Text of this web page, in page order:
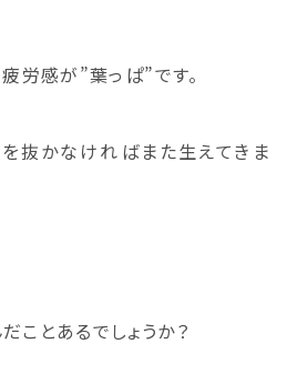
労感が”葉っぱ”です。
を抜かなければまた生えてきま
ことあるでしょうか？